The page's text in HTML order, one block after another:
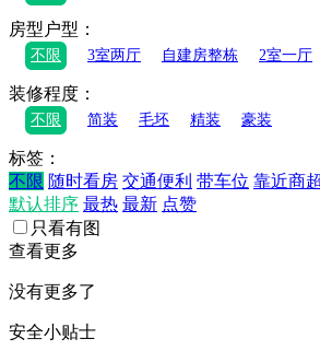
房型户型：
不限 3室两厅 自建房整栋 2室一厅
装修程度：
不限 简装 毛坯 精装 豪装
标签：
不限 随时看房 交通便利 带车位 靠近商超
默认排序 最热 最新 点赞
只看有图
查看更多
没有更多了
安全小贴士